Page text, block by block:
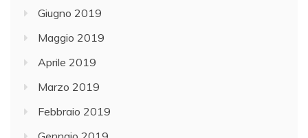
Giugno 2019
Maggio 2019
Aprile 2019
Marzo 2019
Febbraio 2019